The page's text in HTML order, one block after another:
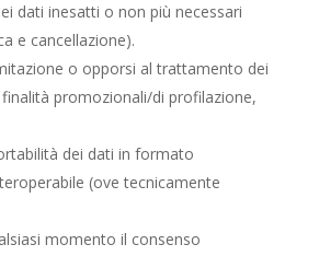
dati inesatti o non più necessari
e cancellazione).
o opporsi al trattamento dei
promozionali/di profilazione,
dei dati in formato
(ove tecnicamente
momento il consenso